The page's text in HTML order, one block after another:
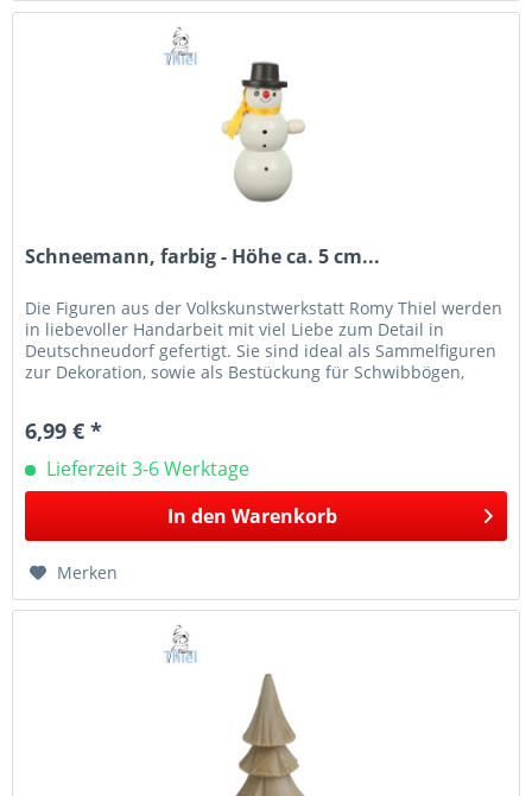
Schneemann, farbig - Höhe ca. 5 cm...
Die Figuren aus der Volkskunstwerkstatt Romy Thiel werden
in liebevoller Handarbeit mit viel Liebe zum Detail in
Deutschneudorf gefertigt. Sie sind ideal als Sammelfiguren
zur Dekoration, sowie als Bestückung für Schwibbögen,
6,99 € *
Lieferzeit 3-6 Werktage
In den Warenkorb
Merken